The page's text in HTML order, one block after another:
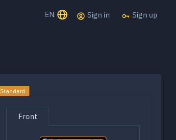
EN Sign in Sign up
Standard
Front